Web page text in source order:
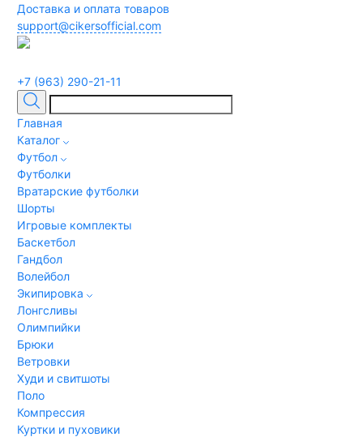
Доставка и оплата товаров
support@cikersofficial.com
+7 (963) 290-21-11
Главная
Каталог
Футбол
Футболки
Вратарские футболки
Шорты
Игровые комплекты
Баскетбол
Гандбол
Волейбол
Экипировка
Лонгсливы
Олимпийки
Брюки
Ветровки
Худи и свитшоты
Поло
Компрессия
Куртки и пуховики